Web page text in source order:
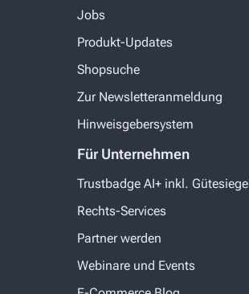
Jobs
Produkt-Updates
Shopsuche
Zur Newsletteranmeldung
Hinweisgebersystem
Für Unternehmen
Trustbadge AI+ inkl. Gütesiegel
Rechts-Services
Partner werden
Webinare und Events